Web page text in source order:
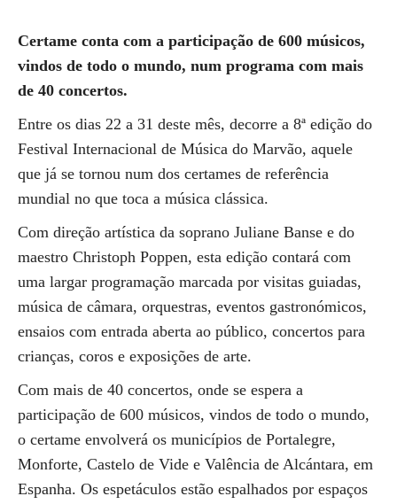
Certame conta com a participação de 600 músicos,
vindos de todo o mundo, num programa com mais
de 40 concertos.
Entre os dias 22 a 31 deste mês, decorre a 8ª edição do
Festival Internacional de Música do Marvão, aquele
que já se tornou num dos certames de referência
mundial no que toca a música clássica.
Com direção artística da soprano Juliane Banse e do
maestro Christoph Poppen, esta edição contará com
uma largar programação marcada por visitas guiadas,
música de câmara, orquestras, eventos gastronómicos,
ensaios com entrada aberta ao público, concertos para
crianças, coros e exposições de arte.
Com mais de 40 concertos, onde se espera a
participação de 600 músicos, vindos de todo o mundo,
o certame envolverá os municípios de Portalegre,
Monforte, Castelo de Vide e Valência de Alcántara, em
Espanha. Os espetáculos estão espalhados por espaços